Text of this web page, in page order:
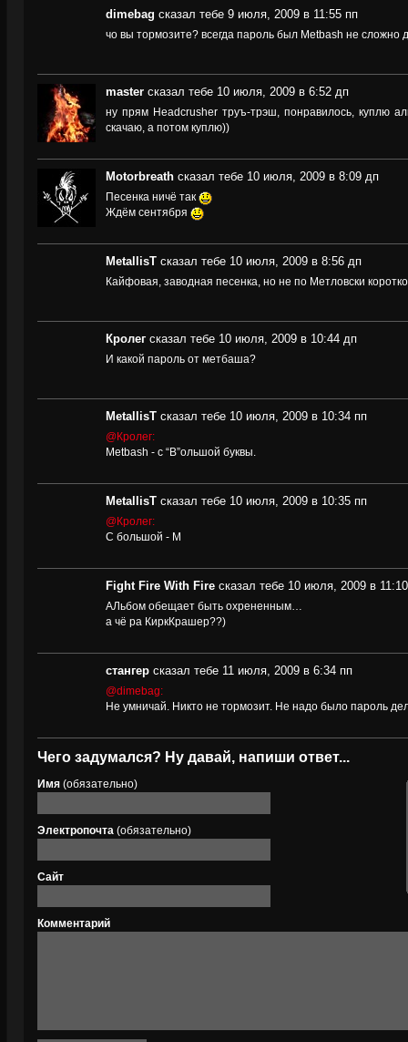
dimebag сказал тебе 9 июля, 2009 в 11:55 пп
чо вы тормозите? всегда пароль был Metbash не сложно
master сказал тебе 10 июля, 2009 в 6:52 дп
ну прям Headcrusher труъ-трэш, понравилось, куплю
скачаю, а потом куплю))
Motorbreath сказал тебе 10 июля, 2009 в 8:09 дп
Песенка ничё так
Ждём сентября
MetallisT сказал тебе 10 июля, 2009 в 8:56 дп
Кайфовая, заводная песенка, но не по Метловски
Кролег сказал тебе 10 июля, 2009 в 10:44 дп
И какой пароль от метбаша?
MetallisT сказал тебе 10 июля, 2009 в 10:34 пп
@Кролег:
Metbash - с “B”ольшой буквы.
MetallisT сказал тебе 10 июля, 2009 в 10:35 пп
@Кролег:
С большой - М
Fight Fire With Fire сказал тебе 10 июля, 2009 в
АЛьбом обещает быть охрененным…
а чё ра КиркКрашер??)
стангер сказал тебе 11 июля, 2009 в 6:34 пп
@dimebag:
Не умничай. Никто не тормозит. Не надо было пароль
Чего задумался? Ну давай, напиши ответ...
Имя (обязательно)
Электропочта (обязательно)
Сайт
Комментарий